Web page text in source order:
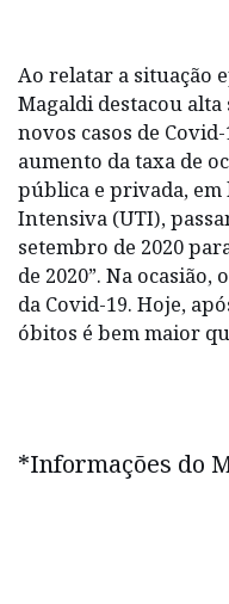
Ao relatar a situação
Magaldi destacou
novos casos de
aumento da taxa de
pública e privada, em
Intensiva (UTI),
setembro de 2020
de 2020”. Na
da Covid-19. Hoje,
óbitos é bem maior
*Informações do